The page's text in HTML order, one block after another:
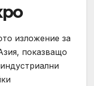
изложение за
показващо